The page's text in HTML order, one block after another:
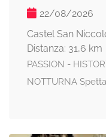
22/08/2026
Castel San
Distanza: 31,6 km
PASSION -
NOTTURNA